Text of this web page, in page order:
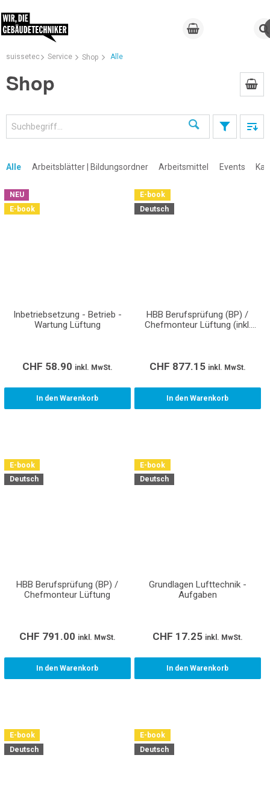
suissetec Service Shop Alle
Shop
Suchen
Alle Arbeitsblätter | Bildungsordner Arbeitsmittel Events
NEU
E-book
Inbetriebsetzung - Betrieb -
Wartung Lüftung
CHF 58.90 inkl. MwSt.
In den Warenkorb
E-book
Deutsch
HBB Berufsprüfung (BP) /
Chefmonteur Lüftung (inkl.
CHF 877.15 inkl. MwSt.
In den Warenkorb
E-book
Deutsch
HBB Berufsprüfung (BP) /
Chefmonteur Lüftung
CHF 791.00 inkl. MwSt.
In den Warenkorb
E-book
Deutsch
Grundlagen Lufttechnik -
Aufgaben
CHF 17.25 inkl. MwSt.
In den Warenkorb
E-book
Deutsch
E-book
Deutsch